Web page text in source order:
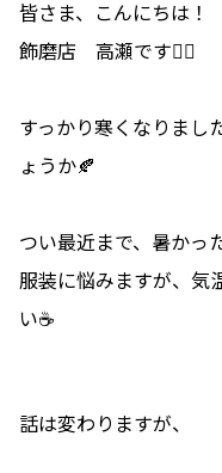
皆さま、こんにちは！
飾磨店 高瀬です🙋‍♂️
すっかり寒くなりまし
ょうか🍂
つい最近まで、暑かっ
服装に悩みますが、気
い☕
話は変わりますが、